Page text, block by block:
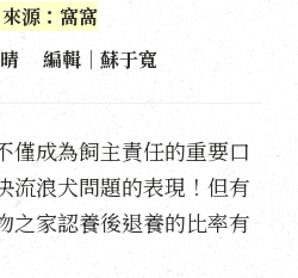
源： 窩窩
晴 編輯｜蘇于寬
僅成為飼主責任的重要口
流浪犬問題的表現！但有
之家認養後退養的比率有